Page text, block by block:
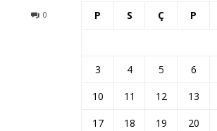
0 P S Ç P
3
4 5 6
10
11 12 13
17
18 19 20